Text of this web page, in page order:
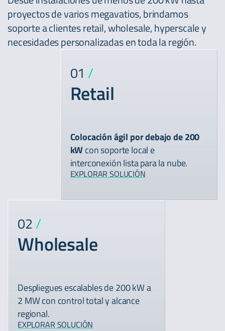
proyectos de varios megavatios, brindamos
soporte a clientes retail, wholesale, hyperscale y
necesidades personalizadas en toda la región.
01 /
Retail
Colocación ágil por debajo de 200
kWcon soporte local e
interconexión lista para la nube.
EXPLORAR SOLUCIÓN
02/
Wholesale
Despliegues escalables de 200 kW a
2 MW con control total y alcance
regional.
EXPLORAR SOLUCIÓN